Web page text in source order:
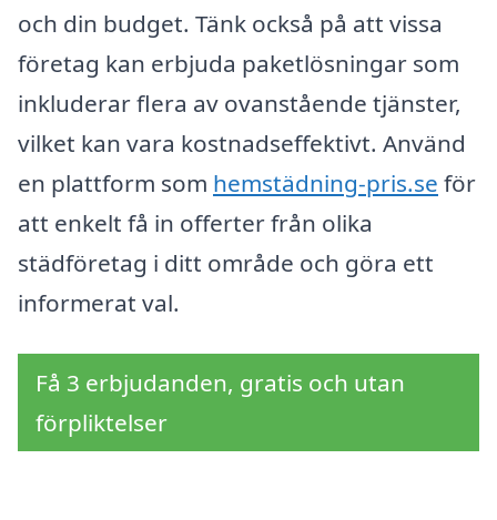
och din budget. Tänk också på att vissa
företag kan erbjuda paketlösningar som
inkluderar flera av ovanstående tjänster,
vilket kan vara kostnadseffektivt. Använd
en plattform som hemstädning-pris.se för
att enkelt få in offerter från olika
städföretag i ditt område och göra ett
informerat val.
Få 3 erbjudanden, gratis och utan
förpliktelser